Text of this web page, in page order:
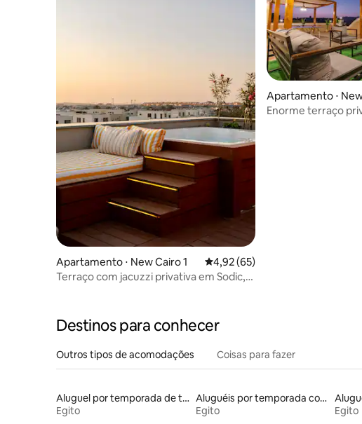
Apartamento ⋅ New Cairo 1 4,92 de uma avaliação média de
4,92 (65)
Terraço com jacuzzi privativa em Sodic,
Apartamento ⋅
Enorme terraço
Destinos para conhecer
Outros tipos de acomodações Coisas para fazer
Aluguel por temporada de townhouses
Egito
Aluguéis por temporada com suítes privativas
Egito
Egito